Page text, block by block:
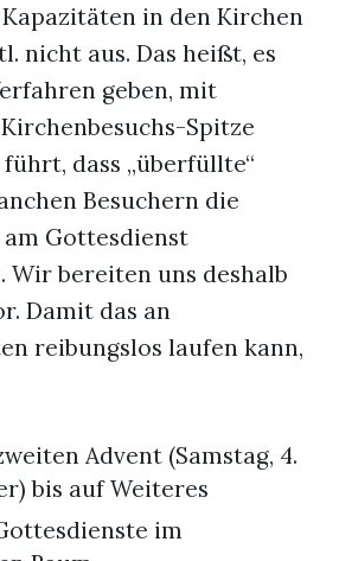
in den Kirchen
nicht aus. Das heißt, es
geben, mit
Spitze
dass „überfüllte“
Besuchern die
Gottesdienst
Wir bereiten uns deshalb
Damit das an
reibungslos laufen kann,
Advent (Samstag, 4.
bis auf Weiteres
im